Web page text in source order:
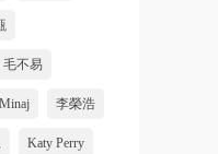
毛不易
李榮浩
Katy Perry